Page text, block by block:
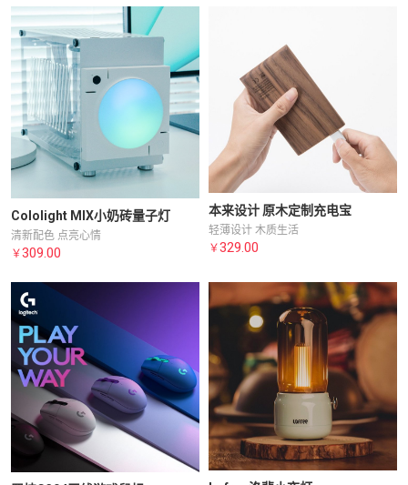
Cololight MIX小奶砖量子灯
清新配色 点亮心情
￥309.00
本来设计 原木定制充电宝
轻薄设计 木质生活
￥329.00